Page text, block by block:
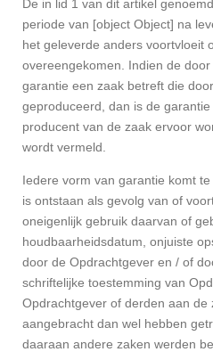
De in lid 1 van dit artikel
periode van [object Object] na
het geleverde anders voortvloeit
overeengekomen. Indien de
garantie een zaak betreft die
geproduceerd, dan is de
producent van de zaak ervoor
wordt vermeld.
Iedere vorm van garantie komt
is ontstaan als gevolg van of
oneigenlijk gebruik daarvan of
houdbaarheidsdatum, onjuiste
door de Opdrachtgever en / of
schriftelijke toestemming van
Opdrachtgever of derden aan de
aangebracht dan wel hebben
daaraan andere zaken werden